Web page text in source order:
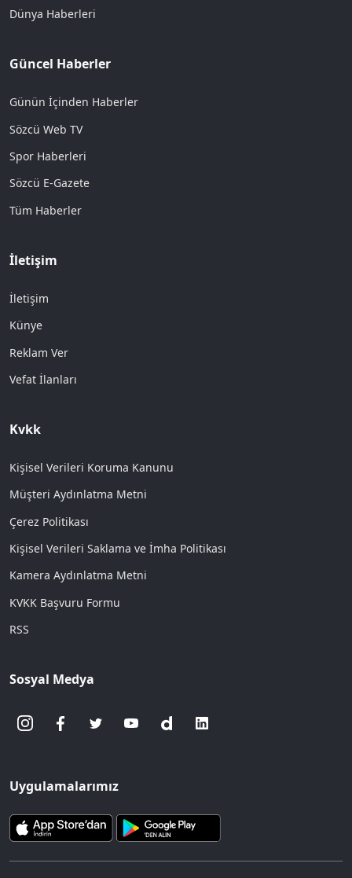
Dünya Haberleri
Güncel Haberler
Günün İçinden Haberler
Sözcü Web TV
Spor Haberleri
Sözcü E-Gazete
Tüm Haberler
İletişim
İletişim
Künye
Reklam Ver
Vefat İlanları
Kvkk
Kişisel Verileri Koruma Kanunu
Müşteri Aydınlatma Metni
Çerez Politikası
Kişisel Verileri Saklama ve İmha Politikası
Kamera Aydınlatma Metni
KVKK Başvuru Formu
RSS
Sosyal Medya
Uygulamalarımız